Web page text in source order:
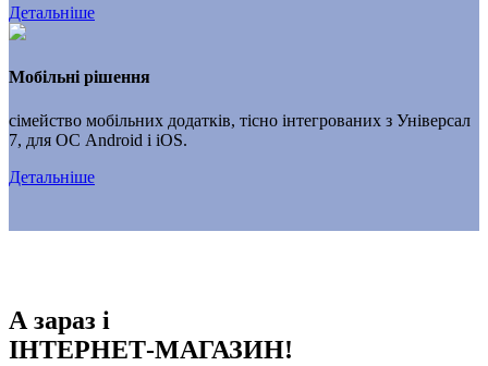
Детальніше
Мобільні рішення
сімейство мобільних додатків, тісно інтегрованих з Універсал
7, для ОС Android і iOS.
Детальніше
А зараз і
ІНТЕРНЕТ-МАГАЗИН!